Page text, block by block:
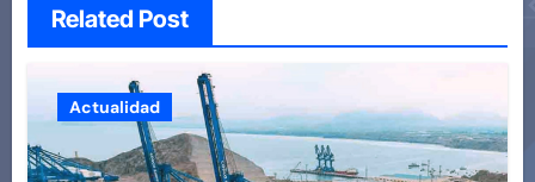
Related Post
Actualidad